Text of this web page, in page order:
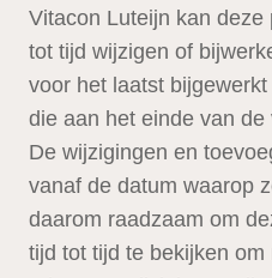
Vitacon Luteijn kan deze
tot tijd wijzigen of
voor het laatst
die aan het einde van
De wijzigingen en
vanaf de datum waarop
daarom raadzaam om
tijd tot tijd te bekijken